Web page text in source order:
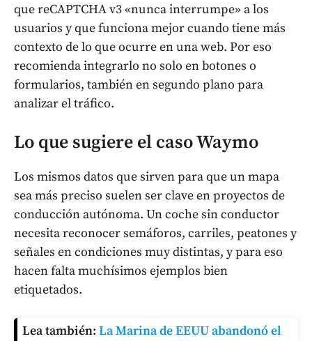
que reCAPTCHA v3 «nunca interrumpe» a los
usuarios y que funciona mejor cuando tiene más
contexto de lo que ocurre en una web. Por eso
recomienda integrarlo no solo en botones o
formularios, también en segundo plano para
analizar el tráfico.
Lo que sugiere el caso Waymo
Los mismos datos que sirven para que un mapa
sea más preciso suelen ser clave en proyectos de
conducción autónoma. Un coche sin conductor
necesita reconocer semáforos, carriles, peatones y
señales en condiciones muy distintas, y para eso
hacen falta muchísimos ejemplos bien
etiquetados.
Lea también: La Marina de EEUU abandonó el